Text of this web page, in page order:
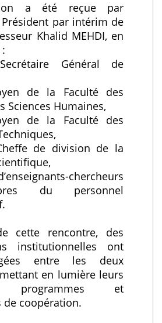
a été reçue par
par intérim de
Khalid MEHDI, en
Général de
de la Faculté des
Sciences Humaines,
de la Faculté des
de division de la
chercheurs
du personnel
cette rencontre, des
institutionnelles ont
entre les deux
en lumière leurs
programmes et
de coopération.